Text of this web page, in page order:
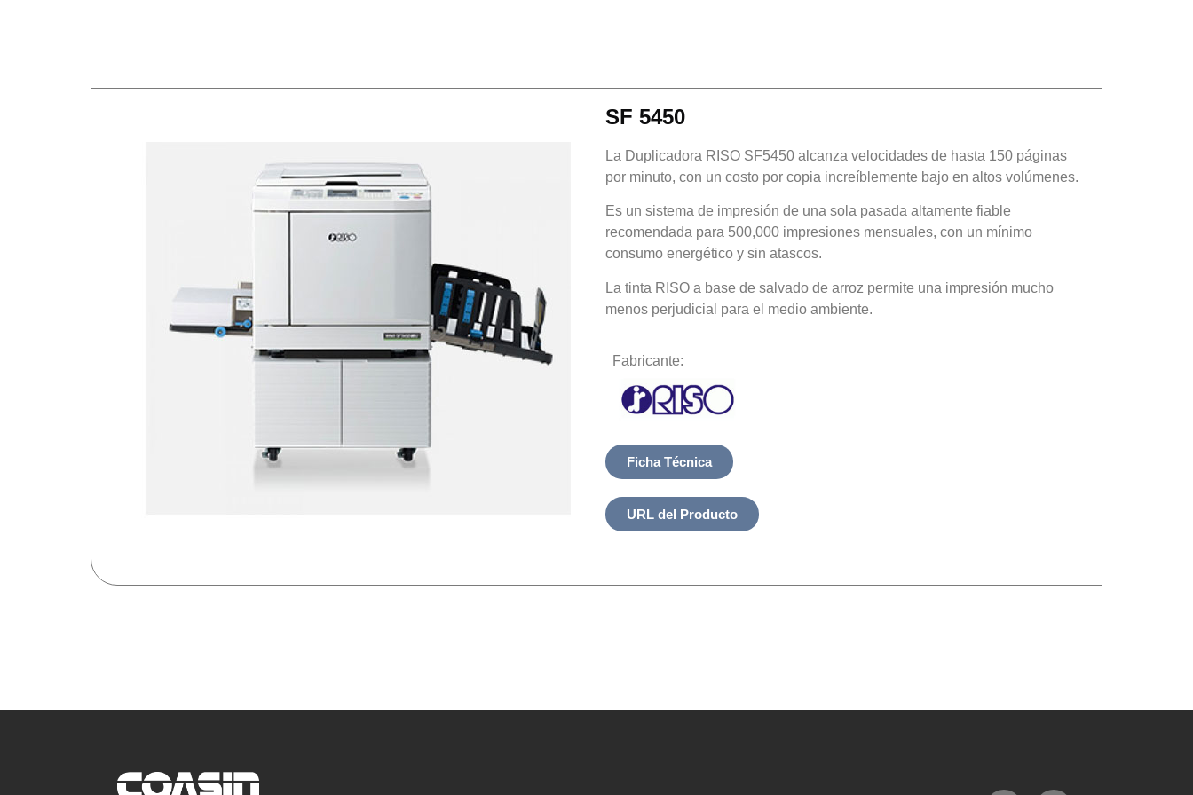
SF 5450
La Duplicadora RISO SF5450 alcanza velocidades de hasta 150 páginas
por minuto, con un costo por copia increíblemente bajo en altos volúmenes.
Es un sistema de impresión de una sola pasada altamente fiable
recomendada para 500,000 impresiones mensuales, con un mínimo
consumo energético y sin atascos.
La tinta RISO a base de salvado de arroz permite una impresión mucho
menos perjudicial para el medio ambiente.
Fabricante:
Ficha Técnica
URL del Producto